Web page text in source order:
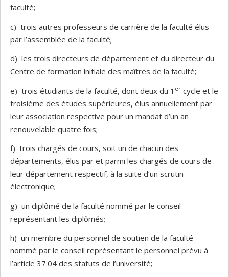
faculté;
c) trois autres professeurs de carrière de la faculté élus
par l’assemblée de la faculté;
d) les trois directeurs de département et du directeur du
Centre de formation initiale des maîtres de la faculté;
e) trois étudiants de la faculté, dont deux du 1 er cycle et le
troisième des études supérieures, élus annuellement par
leur association respective pour un mandat d’un an
renouvelable quatre fois;
f) trois chargés de cours, soit un de chacun des
départements, élus par et parmi les chargés de cours de
leur département respectif, à la suite d’un scrutin
électronique;
g) un diplômé de la faculté nommé par le conseil
représentant les diplômés;
h) un membre du personnel de soutien de la faculté
nommé par le conseil représentant le personnel prévu à
l’article 37.04 des statuts de l’université;